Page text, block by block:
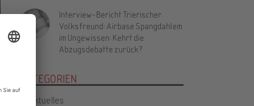
Interview-Bericht Trierischer
Volksfreund: Airbase Spangdahlem
im Ungewissen: Kehrt die
Abzugsdebatte zurück?
KATEGORIEN
Aktuelles